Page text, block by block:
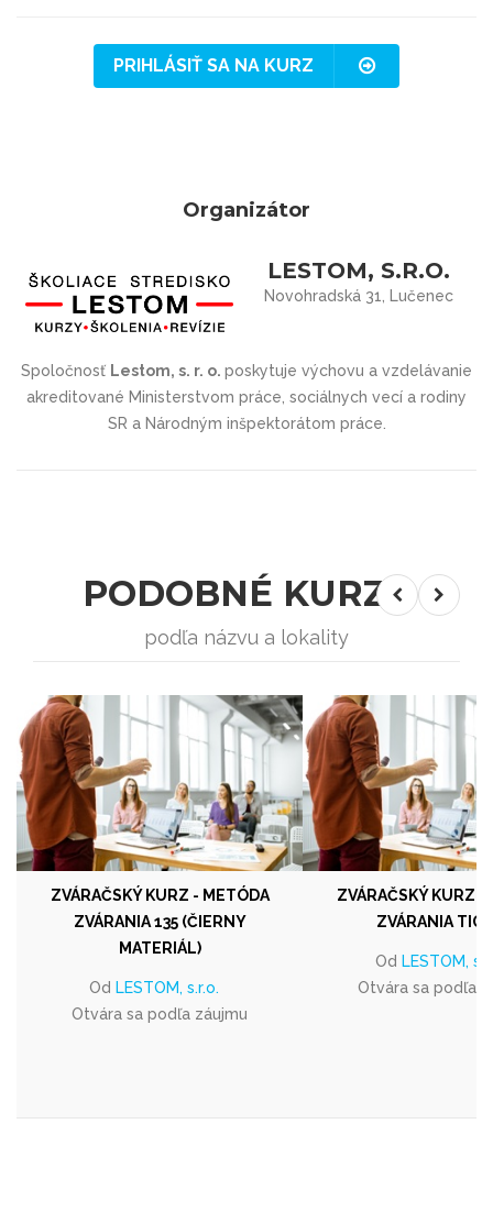
PRIHLÁSIŤ SA NA KURZ
Organizátor
LESTOM, S.R.O.
Novohradská 31, Lučenec
Spoločnosť Lestom, s. r. o. poskytuje výchovu a vzdelávanie
akreditované Ministerstvom práce, sociálnych vecí a rodiny
SR a Národným inšpektorátom práce.
PODOBNÉ KURZY
podľa názvu a lokality
ZVÁRAČSKÝ KURZ - METÓDA
ZVÁRANIA 135 (ČIERNY
MATERIÁL)
Od LESTOM, s.r.o.
Otvára sa podľa záujmu
ZVÁRAČSKÝ KURZ -
ZVÁRANIA TIG
Od LESTOM,
Otvára sa podľa